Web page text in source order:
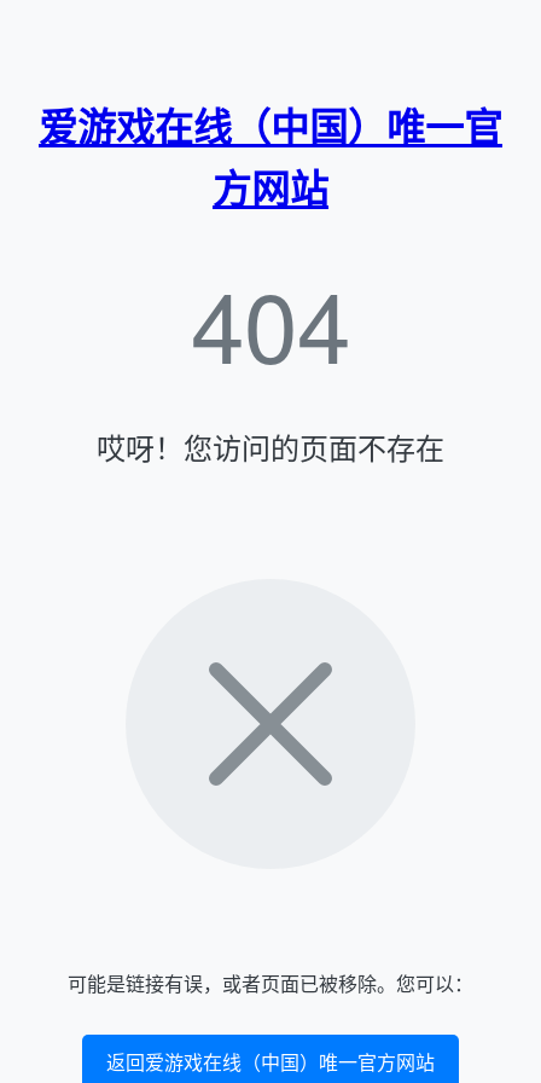
爱游戏在线（中国）唯一官
方网站
404
哎呀！您访问的页面不存在
可能是链接有误，或者页面已被移除。您可以：
返回爱游戏在线（中国）唯一官方网站